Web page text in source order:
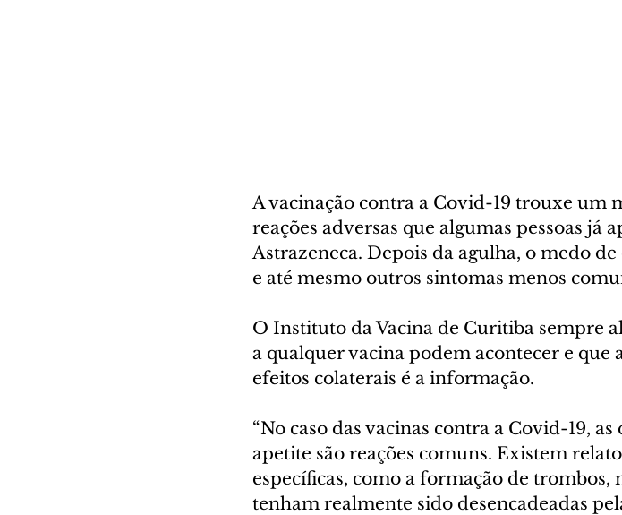
A vacinação contra a Covid-19 trouxe um
reações adversas que algumas pessoas já
Astrazeneca. Depois da agulha, o medo
e até mesmo outros sintomas menos
O Instituto da Vacina de Curitiba sempre
a qualquer vacina podem acontecer e
efeitos colaterais é a informação.
“No caso das vacinas contra a Covid-19,
apetite são reações comuns. Existem
específicas, como a formação de
tenham realmente sido desencadeadas